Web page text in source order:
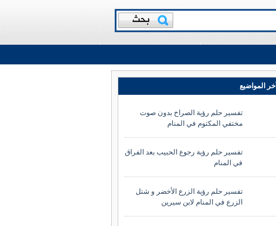
أخر المواضيع
تفسير حلم رؤية الصراخ بدون صوت
مختفي المكتوم في المنام
تفسير حلم رؤية رجوع الحبيب بعد الفراق
في المنام
تفسير حلم رؤية الزرع الأخضر و شتل
الزرع في المنام لابن سيرين